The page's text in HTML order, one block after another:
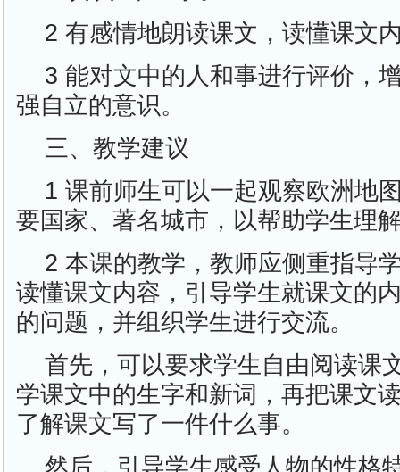
2 有感情地朗读课文，读懂课文
3 能对文中的人和事进行评价，
强自立的意识。
三、教学建议
1 课前师生可以一起观察欧洲地
要国家、著名城市，以帮助学生理
2 本课的教学，教师应侧重指导
读懂课文内容，引导学生就课文的
的问题，并组织学生进行交流。
首先，可以要求学生自由阅读课
学课文中的生字和新词，再把课文
了解课文写了一件什么事。
然后，引导学生感受人物的性格